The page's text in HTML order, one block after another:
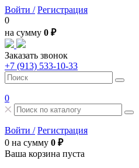
Войти / Регистрация
0
на сумму 0 ₽
Заказать звонок
+7 (913) 533-10-33
0
Войти / Регистрация
0 на сумму 0 ₽
Ваша корзина пуста